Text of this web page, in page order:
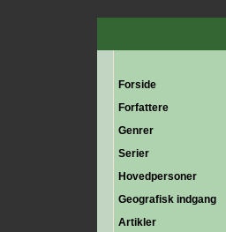
Forside
Forfattere
Genrer
Serier
Hovedpersoner
Geografisk indgang
Artikler